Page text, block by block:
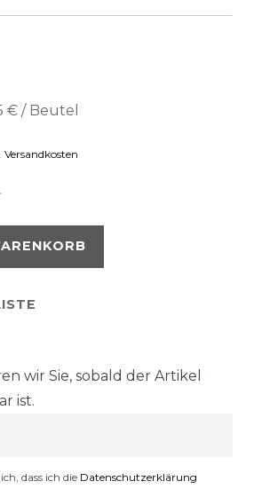
€ / Beutel
Versandkosten
wir Sie, sobald der Artikel
ist.
dass ich die Daten­schutz­erklärung